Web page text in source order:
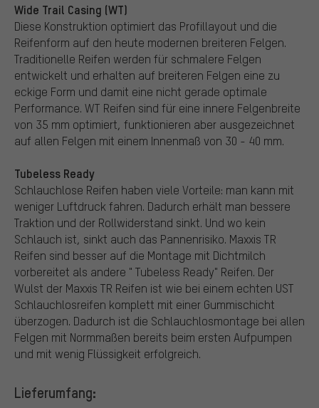
Wide Trail Casing (WT)
Diese Konstruktion optimiert das Profillayout und die
Reifenform auf den heute modernen breiteren Felgen.
Traditionelle Reifen werden für schmalere Felgen
entwickelt und erhalten auf breiteren Felgen eine zu
eckige Form und damit eine nicht gerade optimale
Performance. WT Reifen sind für eine innere Felgenbreite
von 35 mm optimiert, funktionieren aber ausgezeichnet
auf allen Felgen mit einem Innenmaß von 30 - 40 mm.
Tubeless Ready
Schlauchlose Reifen haben viele Vorteile: man kann mit
weniger Luftdruck fahren. Dadurch erhält man bessere
Traktion und der Rollwiderstand sinkt. Und wo kein
Schlauch ist, sinkt auch das Pannenrisiko. Maxxis TR
Reifen sind besser auf die Montage mit Dichtmilch
vorbereitet als andere " Tubeless Ready" Reifen. Der
Wulst der Maxxis TR Reifen ist wie bei einem echten UST
Schlauchlosreifen komplett mit einer Gummischicht
überzogen. Dadurch ist die Schlauchlosmontage bei allen
Felgen mit Normmaßen bereits beim ersten Aufpumpen
und mit wenig Flüssigkeit erfolgreich.
Lieferumfang: